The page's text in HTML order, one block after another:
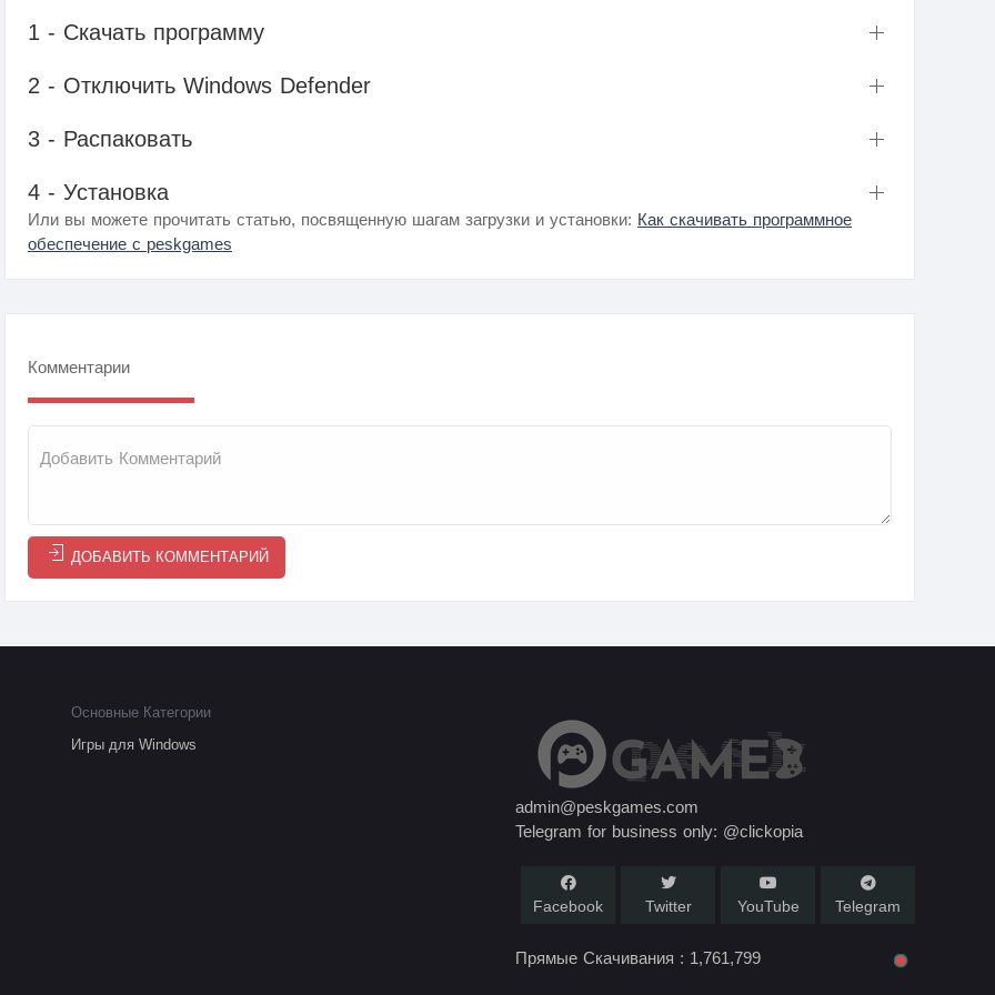
1 - Скачать программу
2 - Отключить Windows Defender
3 - Распаковать
4 - Установка
Или вы можете прочитать статью, посвященную шагам загрузки и установки: Как скачивать программное
обеспечение с peskgames
Комментарии
ДОБАВИТЬ КОММЕНТАРИЙ
Основные Категории
Игры для Windows
admin@peskgames.com
Telegram for business only: @clickopia
Facebook Twitter YouTube Telegram
Прямые Скачивания : 1,761,799